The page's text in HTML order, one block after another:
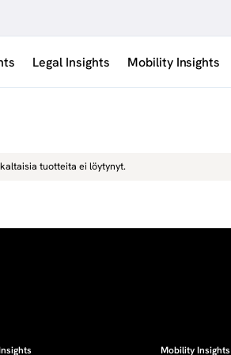
Legal Insights Mobility Insights
tuotteita ei löytynyt.
Mobility Insights